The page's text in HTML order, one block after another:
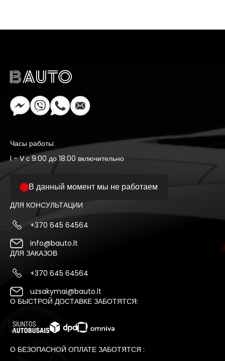
Часы работы:
I - V с 9:00 до 18:00 включительно
В данный момент мы не работаем
ДЛЯ КОНСУЛЬТАЦИИ
+370 645 64564
info@bauto.lt
ДЛЯ ЗАКАЗОВ
+370 645 64564
uzsakymai@bauto.lt
О БЫСТРОЙ ДОСТАВКЕ ЗАБОТЯТСЯ:
О БЕЗОПАСНОЙ ОПЛАТЕ ЗАБОТЯТСЯ :